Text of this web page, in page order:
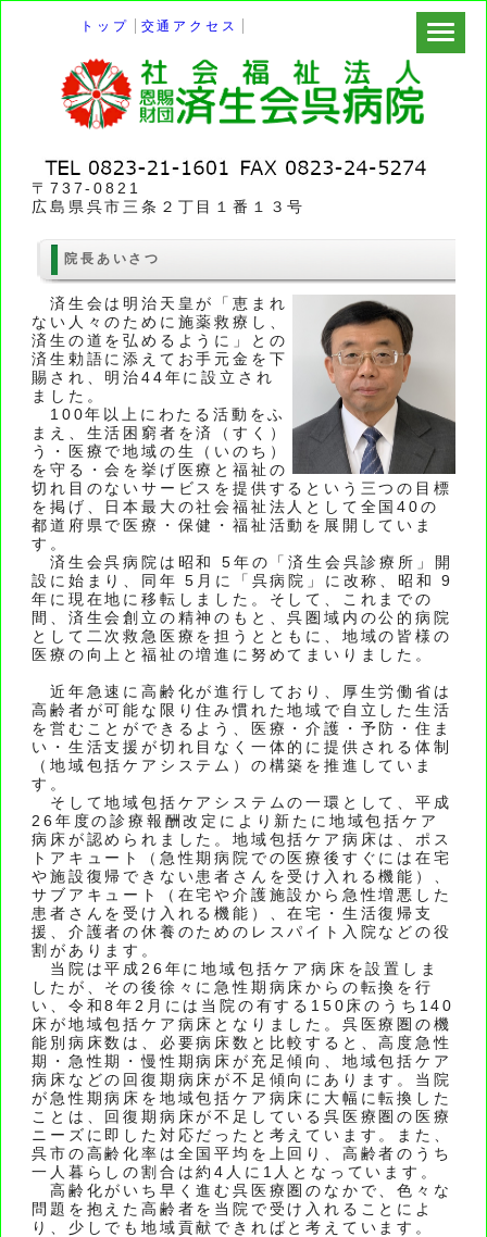
トップ 交通アクセス
〒737-0821
広島県呉市三条２丁目１番１３号
院長あいさつ
済生会は明治天皇が「恵まれ
ない人々のために施薬救療し、
済生の道を弘めるように」との
済生勅語に添えてお手元金を下
賜され、明治44年に設立され
ました。
100年以上にわたる活動をふ
まえ、生活困窮者を済（すく）
う・医療で地域の生（いのち）
を守る・会を挙げ医療と福祉の
切れ目のないサービスを提供するという三つの目標
を掲げ、日本最大の社会福祉法人として全国40の
都道府県で医療・保健・福祉活動を展開していま
す。
済生会呉病院は昭和 5年の「済生会呉診療所」開
設に始まり、同年 5月に「呉病院」に改称、昭和 9
年に現在地に移転しました。そして、これまでの
間、済生会創立の精神のもと、呉圏域内の公的病院
として二次救急医療を担うとともに、地域の皆様の
医療の向上と福祉の増進に努めてまいりました。
近年急速に高齢化が進行しており、厚生労働省は
高齢者が可能な限り住み慣れた地域で自立した生活
を営むことができるよう、医療・介護・予防・住ま
い・生活支援が切れ目なく一体的に提供される体制
（地域包括ケアシステム）の構築を推進していま
す。
そして地域包括ケアシステムの一環として、平成
26年度の診療報酬改定により新たに地域包括ケア
病床が認められました。地域包括ケア病床は、ポス
トアキュート（急性期病院での医療後すぐには在宅
や施設復帰できない患者さんを受け入れる機能）、
サブアキュート（在宅や介護施設から急性増悪した
患者さんを受け入れる機能）、在宅・生活復帰支
援、介護者の休養のためのレスパイト入院などの役
割があります。
当院は平成26年に地域包括ケア病床を設置しま
したが、その後徐々に急性期病床からの転換を行
い、令和8年2月には当院の有する150床のうち140
床が地域包括ケア病床となりました。呉医療圏の機
能別病床数は、必要病床数と比較すると、高度急性
期・急性期・慢性期病床が充足傾向、地域包括ケア
病床などの回復期病床が不足傾向にあります。当院
が急性期病床を地域包括ケア病床に大幅に転換した
ことは、回復期病床が不足している呉医療圏の医療
ニーズに即した対応だったと考えています。また、
呉市の高齢化率は全国平均を上回り、高齢者のうち
一人暮らしの割合は約4人に1人となっています。
高齢化がいち早く進む呉医療圏のなかで、色々な
問題を抱えた高齢者を当院で受け入れることによ
り、少しでも地域貢献できればと考えています。